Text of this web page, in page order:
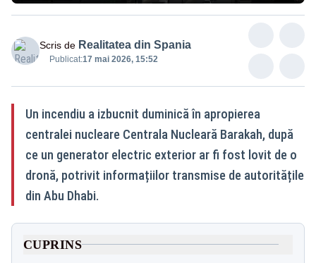
Scris de Realitatea din Spania
Publicat:17 mai 2026, 15:52
Un incendiu a izbucnit duminică în apropierea
centralei nucleare Centrala Nucleară Barakah, după
ce un generator electric exterior ar fi fost lovit de o
dronă, potrivit informațiilor transmise de autoritățile
din Abu Dhabi.
CUPRINS